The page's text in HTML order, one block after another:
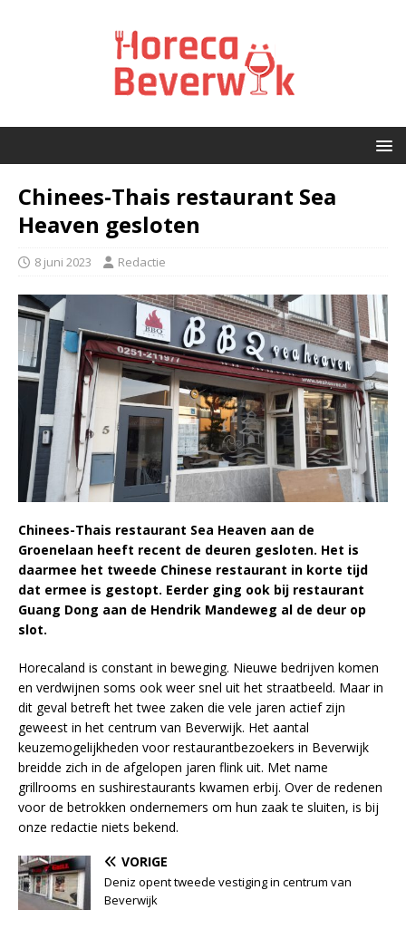
Chinees-Thais restaurant Sea
Heaven gesloten
8 juni 2023 Redactie
Chinees-Thais restaurant Sea Heaven aan de
Groenelaan heeft recent de deuren gesloten. Het is
daarmee het tweede Chinese restaurant in korte tijd
dat ermee is gestopt. Eerder ging ook bij restaurant
Guang Dong aan de Hendrik Mandeweg al de deur op
slot.
Horecaland is constant in beweging. Nieuwe bedrijven komen
en verdwijnen soms ook weer snel uit het straatbeeld. Maar in
dit geval betreft het twee zaken die vele jaren actief zijn
geweest in het centrum van Beverwijk. Het aantal
keuzemogelijkheden voor restaurantbezoekers in Beverwijk
breidde zich in de afgelopen jaren flink uit. Met name
grillrooms en sushirestaurants kwamen erbij. Over de redenen
voor de betrokken ondernemers om hun zaak te sluiten, is bij
onze redactie niets bekend.
VORIGE
Deniz opent tweede vestiging in centrum van
Beverwijk